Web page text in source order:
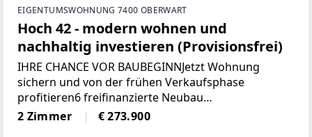
EIGENTUMSWOHNUNG 7400 OBERWART
Hoch 42 - modern wohnen und
nachhaltig investieren (Provisionsfrei)
IHRE CHANCE VOR BAUBEGINNJetzt Wohnung
sichern und von der frühen Verkaufsphase
profitieren6 freifinanzierte Neubau
EigentumswohnungenWohnungsgrößen von ca. 50
m² bis 68 m²Alle Wohnungen sind entweder mit
2 Zimmer € 273.900